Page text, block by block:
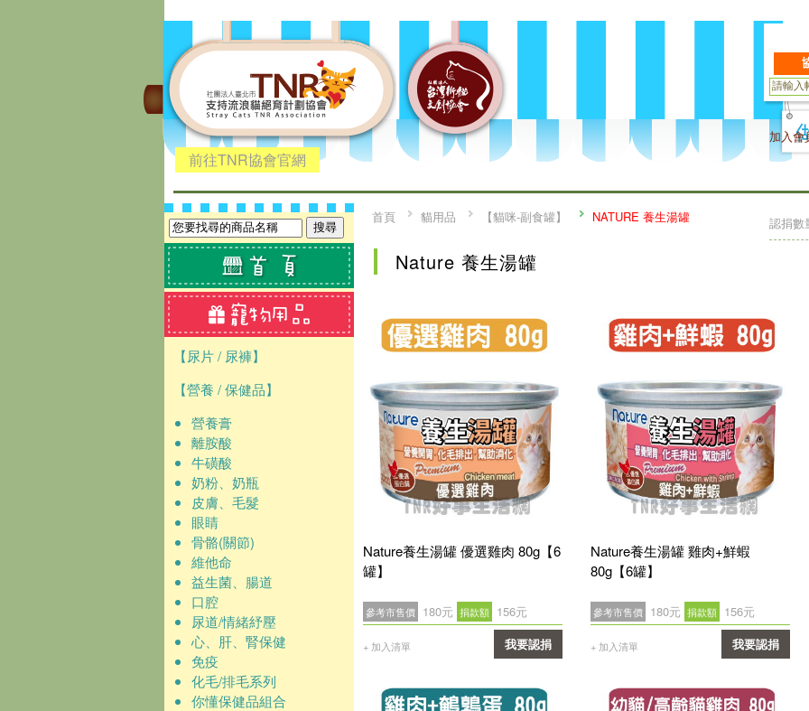
前往TNR協會官網
加入會
【尿片 / 尿褲】
【營養 / 保健品】
營養膏
離胺酸
牛磺酸
奶粉、奶瓶
皮膚、毛髮
眼睛
骨骼(關節)
維他命
益生菌、腸道
口腔
尿道/情緒紓壓
心、肝、腎保健
免疫
化毛/排毛系列
你懂保健品組合
認捐數
首頁 貓用品 【貓咪-副食罐】 NATURE 養生湯罐
Nature 養生湯罐
Nature養生湯罐 優選雞肉 80g【6
罐】
參考市售價 180元 捐款額 156元
+ 加入清單 我要認捐
Nature養生湯罐 雞肉+鮮蝦
80g【6罐】
參考市售價 180元 捐款額 156元
+ 加入清單 我要認捐